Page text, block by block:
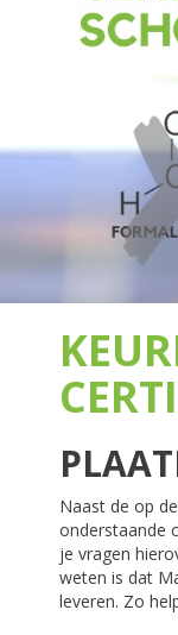
Naast de op
onderstaande
je vragen
weten is dat
leveren. Zo